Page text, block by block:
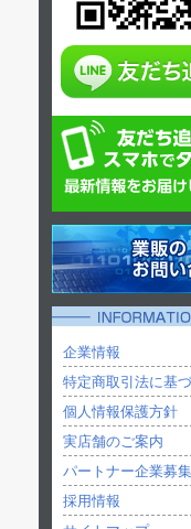
企業情報
特定商取引法に基
個人情報保護方針
実店舗のご案内
パートナー企業募集
採用情報